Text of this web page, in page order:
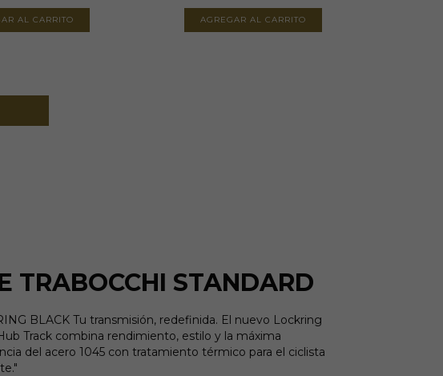
AL CARRITO AGREGAR AL CARRITO
TRABOCCHI STANDARD
BLACK Tu transmisión, redefinida. El nuevo Lockring
Track combina rendimiento, estilo y la máxima
del acero 1045 con tratamiento térmico para el ciclista